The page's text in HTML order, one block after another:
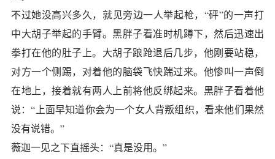
不过她没高兴多久，就见旁边一人举起枪，“砰”的一声打
中大胡子举起的手臂。黑胖子看准时机蹲下，然后迅速出
拳打在他的肚子上。大胡子踉跄退后几步，他刚要站稳，
对方一个侧踢，对着他的脑袋飞快踹过来。他惨叫一声倒
在地上，接着就有两人上前将他反绑起来。黑胖子看着他
说：“上面早知道你会为一个女人背叛组织，看来他们果然
没有说错。”
薇迦一见之下直摇头：“真是没用。”